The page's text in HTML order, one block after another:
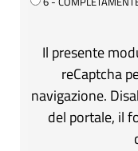
Il presente
reCaptcha
navigazione.
del portale, il